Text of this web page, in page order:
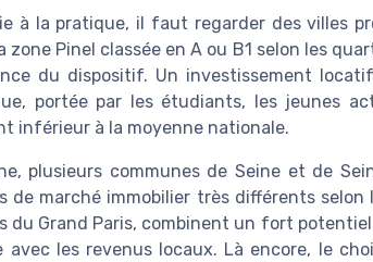
à la pratique, il faut regarder des villes
zone Pinel classée en A ou B1 selon les
du dispositif. Un investissement
portée par les étudiants, les jeunes
inférieur à la moyenne nationale.
plusieurs communes de Seine et de
de marché immobilier très différents
du Grand Paris, combinent un fort
avec les revenus locaux. Là encore, le